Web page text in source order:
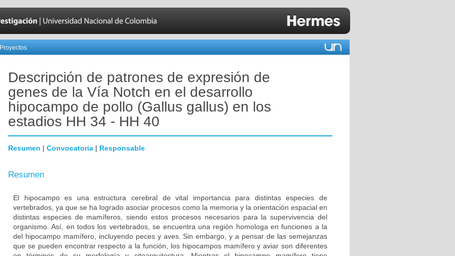
Proyectos
Descripción de patrones de expresión de
genes de la Vía Notch en el desarrollo
hipocampo de pollo (Gallus gallus) en los
estadios HH 34 - HH 40
Resumen | Convocatoria | Responsable
Resumen
El hipocampo es una estructura cerebral de vital importancia para distintas especies de
vertebrados, ya que se ha logrado asociar procesos como la memoria y la orientación espacial en
distintas especies de mamíferos, siendo estos procesos necesarios para la supervivencia del
organismo. Así, en todos los vertebrados, se encuentra una región homologa en funciones a la
del hipocampo mamífero, incluyendo peces y aves. Sin embargo, y a pensar de las semejanzas
que se pueden encontrar respecto a la función, los hipocampos mamífero y aviar son diferentes